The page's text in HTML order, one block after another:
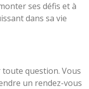
ses défis et à
dans sa vie
question. Vous
un rendez-vous